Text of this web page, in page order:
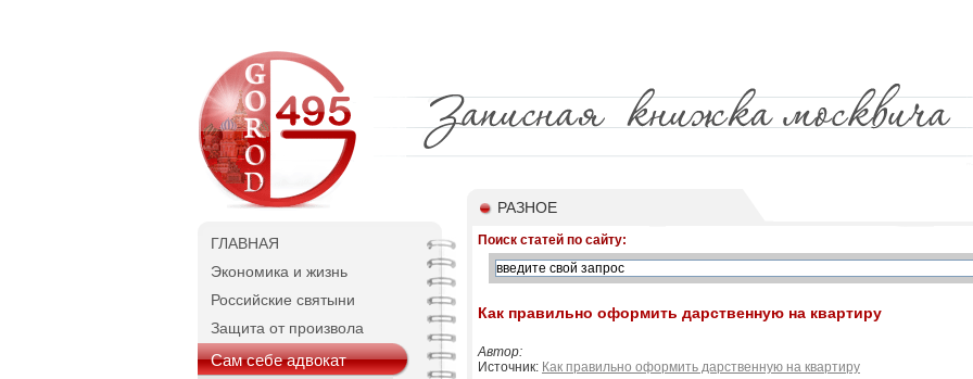
ГЛАВНАЯ
Экономика и жизнь
Российские святыни
Защита от произвола
Сам себе адвокат
РАЗНОЕ
Поиск статей по сайту:
Как правильно оформить дарственную на квартиру
Автор:
Источник: Как правильно оформить дарственную на квартиру